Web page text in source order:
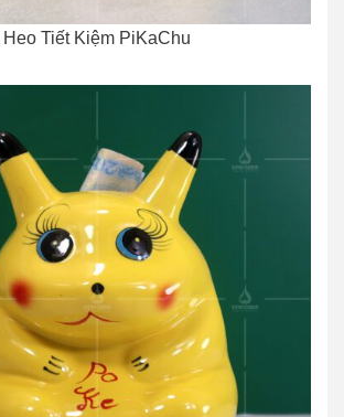
Heo Tiết Kiệm PiKaChu